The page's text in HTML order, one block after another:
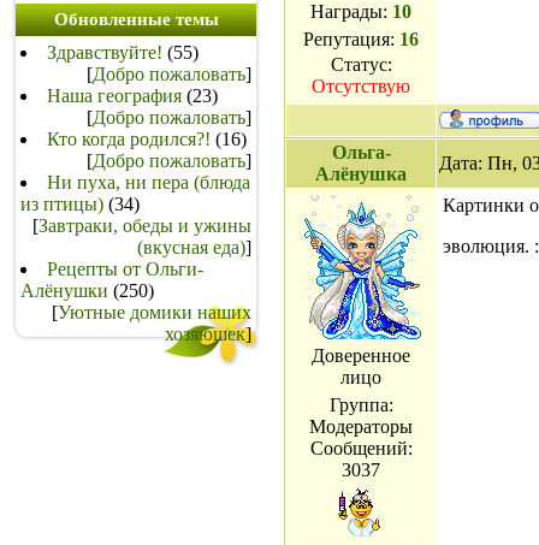
Обновленные темы
Здравствуйте! (55)
[Добро пожаловать]
Наша география (23)
[Добро пожаловать]
Кто когда родился?! (16)
[Добро пожаловать]
Ни пуха, ни пера (блюда
из птицы) (34)
[Завтраки, обеды и ужины
(вкусная еда)]
Рецепты от Ольги-
Алёнушки (250)
[Уютные домики наших
хозяюшек]
Награды: 10
Репутация: 16
Статус:
Отсутствую
Ольга-
Алёнушка
Дата: Пн,
Доверенное
лицо
Группа:
Модераторы
Сообщений:
3037
Картинки
эволюция.